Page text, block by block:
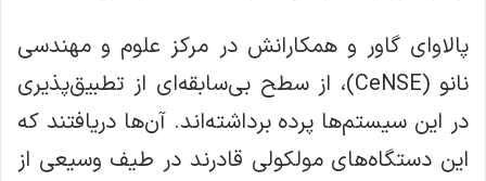
پالاوای گاور و همکارانش در مرکز علوم و مهندسی
نانو (CeNSE)، از سطح بی‌سابقه‌ای از تطبیق‌پذیری
در این سیستم‌ها پرده برداشته‌اند. آن‌ها دریافتند که
این دستگاه‌های مولکولی قادرند در طیف وسیعی از